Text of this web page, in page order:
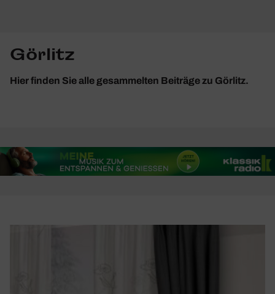
Görlitz
Hier finden Sie alle gesammelten Beiträge zu Görlitz.